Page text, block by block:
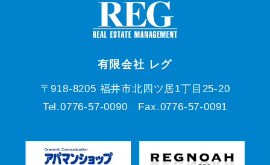
有限会社 レグ
〒918-8205 福井市北四ツ居1丁目25-20
Tel.0776-57-0090 Fax.0776-57-0091